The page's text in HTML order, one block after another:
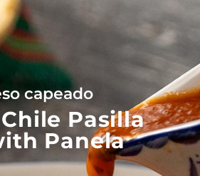
capeado
Pasilla
Panela